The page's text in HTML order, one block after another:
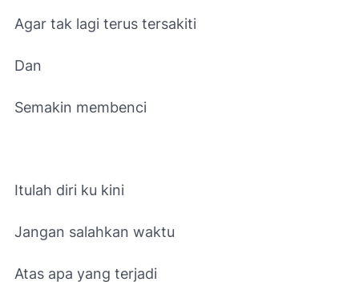
Agar tak lagi terus tersakiti
Dan
Semakin membenci
Itulah diri ku kini
Jangan salahkan waktu
Atas apa yang terjadi